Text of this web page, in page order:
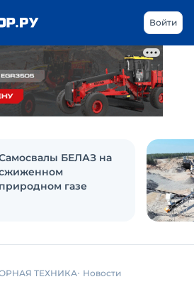
Войти
БЕЛАЗ на
природном газе
ТЕХНИКА Новости